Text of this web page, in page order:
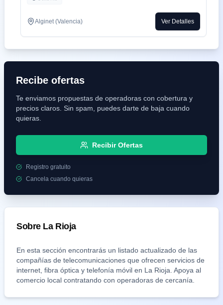
equipo técnico que responde cuando de verdad lo necesitas.
Alginet (Valencia) Ver Detalles
Recibe ofertas
Te enviamos propuestas de operadoras con cobertura y
precios claros. Sin spam, puedes darte de baja cuando
quieras.
Recibir Ofertas
Registro gratuito
Cancela cuando quieras
Sobre La Rioja
En esta sección encontrarás un listado actualizado de las
compañías de telecomunicaciones que ofrecen servicios de
internet, fibra óptica y telefonía móvil en La Rioja . Apoya al
comercio local contratando con operadoras de cercanía.